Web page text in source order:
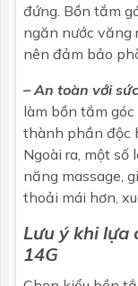
đứng. Bồn tắm
ngăn nước văng
nên đảm bảo
– An toàn với
làm bồn tắm
thành phần độc
Ngoài ra, một
năng massage,
thoải mái hơn,
Lưu ý khi lựa
14G